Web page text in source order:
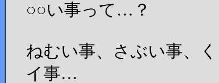
○○い事って…？
ねむい事、さぶい事、
イ事…